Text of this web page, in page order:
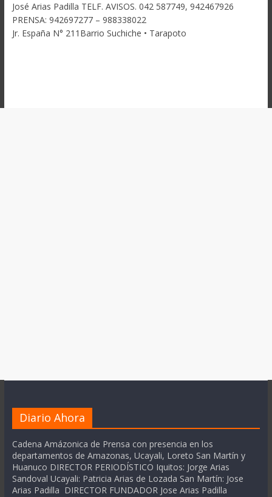
José Arias Padilla TELF. AVISOS. 042 587749, 942467926
PRENSA: 942697277 – 988338022
Jr. España N° 211Barrio Suchiche • Tarapoto
Diario Ahora
Cadena Amázonica de Prensa con presencia en los
departamentos de Amazonas, Ucayali, Loreto San Martín y
Huanuco DIRECTOR PERIODÍSTICO Iquitos: Jorge Arias
Sandoval Ucayali: Patricia Arias de Lozada San Martín: Jose
Arias Padilla DIRECTOR FUNDADOR Jose Arias Padilla